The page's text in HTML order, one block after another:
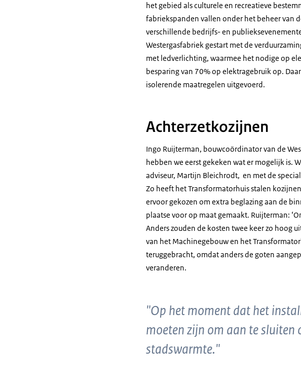
het gebied als culturele en recreatieve
fabriekspanden vallen onder het beheer van
verschillende bedrijfs- en
Westergasfabriek gestart met de
met ledverlichting, waarmee het nodige op
besparing van 70% op elektragebruik op.
isolerende maatregelen uitgevoerd.
Achterzetkozijnen
Ingo Ruijterman, bouwcoördinator van de
hebben we eerst gekeken wat er mogelijk is.
adviseur, Martijn Bleichrodt, en met de
Zo heeft het Transformatorhuis stalen
ervoor gekozen om extra beglazing aan de
plaatse voor op maat gemaakt. Ruijterman:
Anders zouden de kosten twee keer zo hoog
van het Machinegebouw en het
teruggebracht, omdat anders de goten
veranderen.
"Op het moment dat het
moeten zijn om aan te sluiten
stadswarmte."